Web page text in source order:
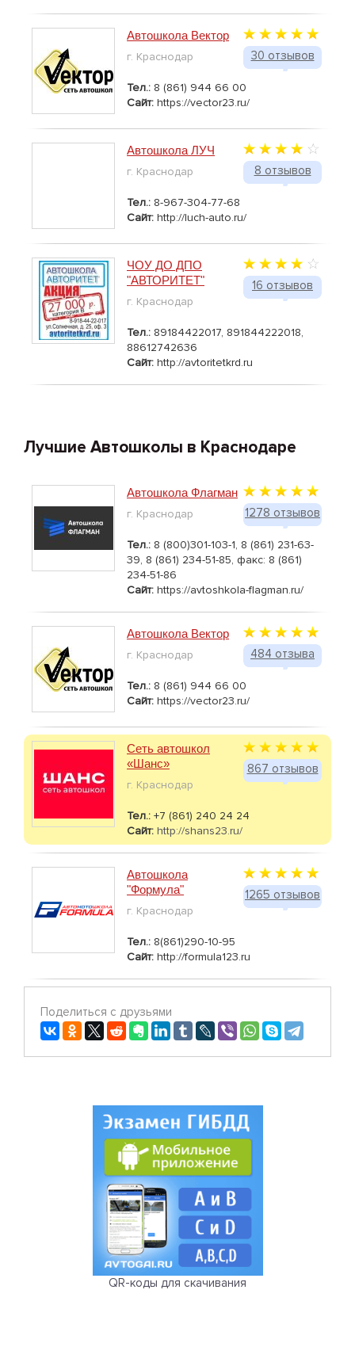
30 отзывов
Автошкола Вектор
г. Краснодар
Тел.: 8 (861) 944 66 00
Сайт: https://vector23.ru/
8 отзывов
Автошкола ЛУЧ
г. Краснодар
Тел.: 8-967-304-77-68
Сайт: http://luch-auto.ru/
16 отзывов
ЧОУ ДО ДПО
"АВТОРИТЕТ"
г. Краснодар
Тел.: 89184422017, 891844222018,
88612742636
Сайт: http://avtoritetkrd.ru
Лучшие Автошколы в Краснодаре
1278 отзывов
Автошкола Флагман
г. Краснодар
Тел.: 8 (800)301-103-1, 8 (861) 231-63-
39, 8 (861) 234-51-85, факс: 8 (861)
234-51-86
Сайт: https://avtoshkola-flagman.ru/
484 отзыва
Автошкола Вектор
г. Краснодар
Тел.: 8 (861) 944 66 00
Сайт: https://vector23.ru/
867 отзывов
Сеть автошкол
«Шанс»
г. Краснодар
Тел.: +7 (861) 240 24 24
Сайт: http://shans23.ru/
1265 отзывов
Автошкола
"Формула"
г. Краснодар
Тел.: 8(861)290-10-95
Сайт: http://formula123.ru
Поделиться с друзьями
QR-коды для скачивания